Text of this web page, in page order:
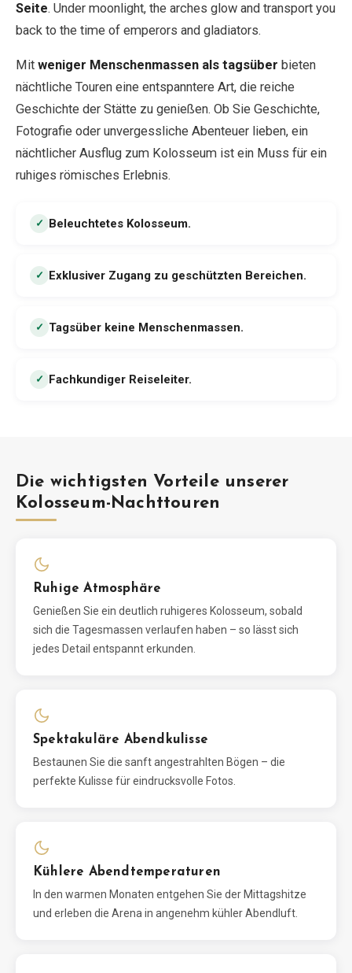
Seite. Under moonlight, the arches glow and transport you
back to the time of emperors and gladiators.
Mit weniger Menschenmassen als tagsüber bieten
nächtliche Touren eine entspanntere Art, die reiche
Geschichte der Stätte zu genießen. Ob Sie Geschichte,
Fotografie oder unvergessliche Abenteuer lieben, ein
nächtlicher Ausflug zum Kolosseum ist ein Muss für ein
ruhiges römisches Erlebnis.
✓ Beleuchtetes Kolosseum.
✓ Exklusiver Zugang zu geschützten Bereichen.
✓ Tagsüber keine Menschenmassen.
✓ Fachkundiger Reiseleiter.
Die wichtigsten Vorteile unserer
Kolosseum-Nachttouren
Ruhige Atmosphäre
Genießen Sie ein deutlich ruhigeres Kolosseum, sobald
sich die Tagesmassen verlaufen haben – so lässt sich
jedes Detail entspannt erkunden.
Spektakuläre Abendkulisse
Bestaunen Sie die sanft angestrahlten Bögen – die
perfekte Kulisse für eindrucksvolle Fotos.
Kühlere Abendtemperaturen
In den warmen Monaten entgehen Sie der Mittagshitze
und erleben die Arena in angenehm kühler Abendluft.